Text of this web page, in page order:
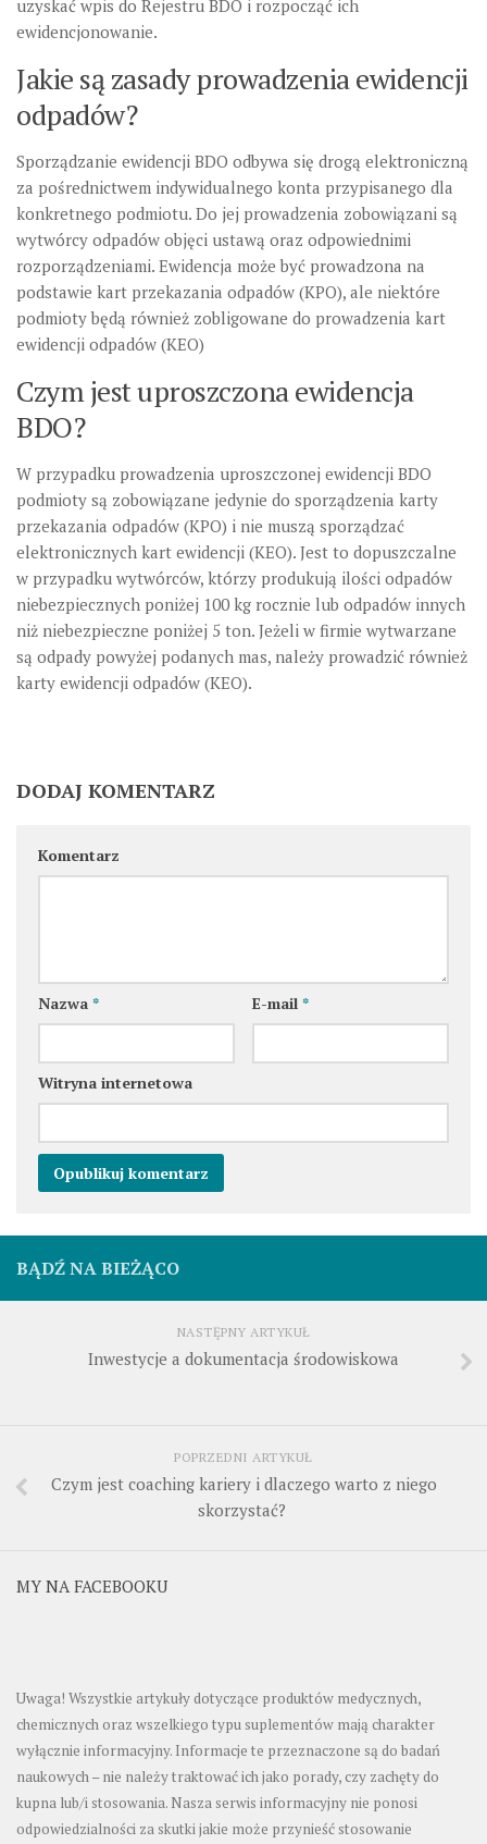
uzyskać wpis do Rejestru BDO i rozpocząć ich
ewidencjonowanie.
Jakie są zasady prowadzenia ewidencji
odpadów?
Sporządzanie ewidencji BDO odbywa się drogą elektroniczną
za pośrednictwem indywidualnego konta przypisanego dla
konkretnego podmiotu. Do jej prowadzenia zobowiązani są
wytwórcy odpadów objęci ustawą oraz odpowiednimi
rozporządzeniami. Ewidencja może być prowadzona na
podstawie kart przekazania odpadów (KPO), ale niektóre
podmioty będą również zobligowane do prowadzenia kart
ewidencji odpadów (KEO)
Czym jest uproszczona ewidencja
BDO?
W przypadku prowadzenia uproszczonej ewidencji BDO
podmioty są zobowiązane jedynie do sporządzenia karty
przekazania odpadów (KPO) i nie muszą sporządzać
elektronicznych kart ewidencji (KEO). Jest to dopuszczalne
w przypadku wytwórców, którzy produkują ilości odpadów
niebezpiecznych poniżej 100 kg rocznie lub odpadów innych
niż niebezpieczne poniżej 5 ton. Jeżeli w firmie wytwarzane
są odpady powyżej podanych mas, należy prowadzić również
karty ewidencji odpadów (KEO).
DODAJ KOMENTARZ
Komentarz
Nazwa * E-mail *
Witryna internetowa
BĄDŹ NA BIEŻĄCO
NASTĘPNY ARTYKUŁ
Inwestycje a dokumentacja środowiskowa
POPRZEDNI ARTYKUŁ
Czym jest coaching kariery i dlaczego warto z niego
skorzystać?
MY NA FACEBOOKU
Uwaga! Wszystkie artykuły dotyczące produktów medycznych,
chemicznych oraz wszelkiego typu suplementów mają charakter
wyłącznie informacyjny. Informacje te przeznaczone są do badań
naukowych – nie należy traktować ich jako porady, czy zachęty do
kupna lub/i stosowania. Nasza serwis informacyjny nie ponosi
odpowiedzialności za skutki jakie może przynieść stosowanie